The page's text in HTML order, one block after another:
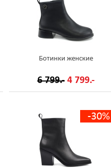
Ботинки женские
6 799.- 4 799.-
-30%